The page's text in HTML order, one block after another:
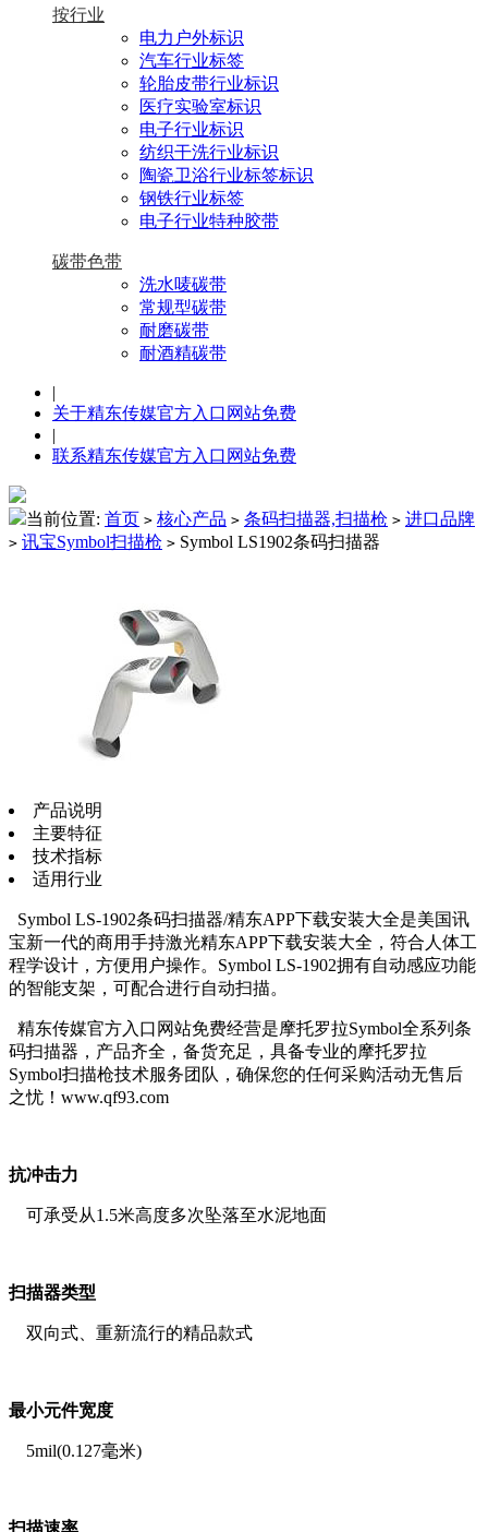
按行业
电力户外标识
汽车行业标签
轮胎皮带行业标识
医疗实验室标识
电子行业标识
纺织干洗行业标识
陶瓷卫浴行业标签标识
钢铁行业标签
电子行业特种胶带
碳带色带
洗水唛碳带
常规型碳带
耐磨碳带
耐酒精碳带
|
关于精东传媒官方入口网站免费
|
联系精东传媒官方入口网站免费
当前位置: 首页 > 核心产品 > 条码扫描器,扫描枪 > 进口品牌
> 讯宝Symbol扫描枪 > Symbol LS1902条码扫描器
产品说明
主要特征
技术指标
适用行业
Symbol LS-1902条码扫描器/精东APP下载安装大全是美国讯
宝新一代的商用手持激光精东APP下载安装大全，符合人体工
程学设计，方便用户操作。 Symbol LS-1902拥有自动感应功能
的智能支架，可配合进行自动扫描。
精东传媒官方入口网站免费经营是摩托罗拉Symbol全系列条
码扫描器，产品齐全，备货充足，具备专业的摩托罗拉
Symbol扫描枪技术服务团队，确保您的任何采购活动无售后
之忧！www.qf93.com
抗冲击力
可承受从1.5米高度多次坠落至水泥地面
扫描器类型
双向式、重新流行的精品款式
最小元件宽度
5mil(0.127毫米)